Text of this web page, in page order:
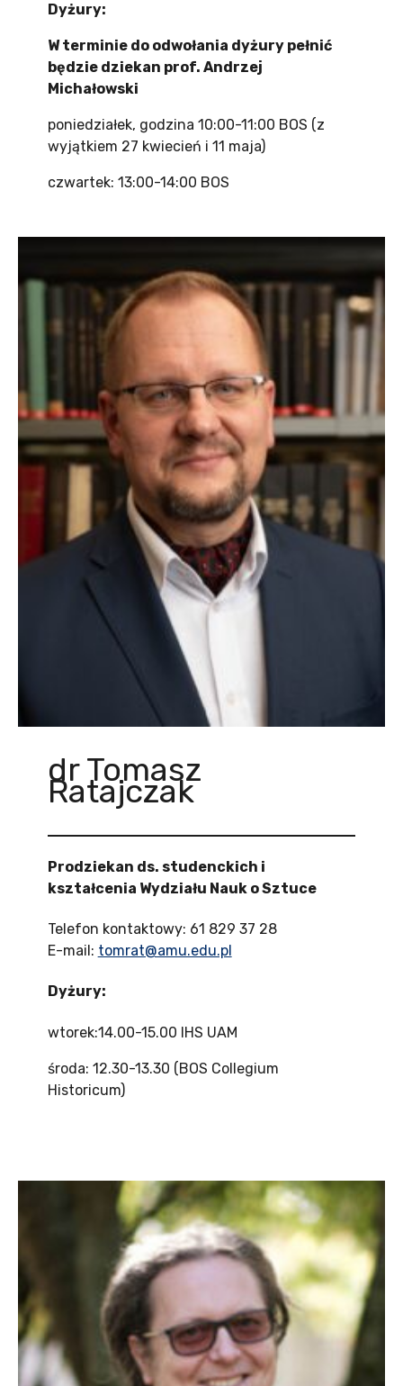
Dyżury:
W terminie do odwołania dyżury pełnić
będzie dziekan prof. Andrzej
Michałowski
poniedziałek, godzina 10:00-11:00 BOS (z
wyjątkiem 27 kwiecień i 11 maja)
czwartek: 13:00-14:00 BOS
dr Tomasz
Ratajczak
Prodziekan ds. studenckich i
kształcenia Wydziału Nauk o Sztuce
Telefon kontaktowy: 61 829 37 28
E-mail: tomrat@amu.edu.pl
Dyżury:
wtorek:14.00-15.00 IHS UAM
środa: 12.30-13.30 (BOS Collegium
Historicum)